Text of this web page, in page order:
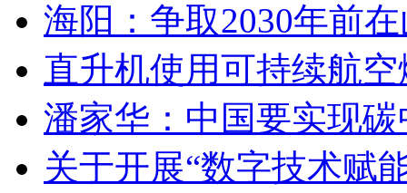
海阳：争取2030年前
直升机使用可持续航
潘家华：中国要实现
关于开展“数字技术赋